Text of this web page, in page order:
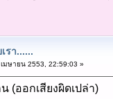
รา......
มษายน 2553, 22:59:03 »
(ออกเสียงผิดเปล่า)